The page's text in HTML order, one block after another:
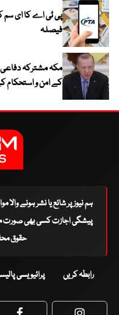
پی ٹی اے کا ای سم
فیصلہ
مکہ مشترکہ
کے امن و استحکام
ہم نیوز پر شائع یا نشر ہونے
پیشگی اجازت کسی بھی صورت
حقوق
رابطہ کریں پرائیویسی